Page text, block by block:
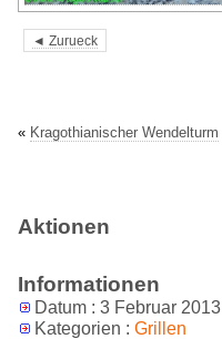
◄ Zurueck
« Kragothianischer Wendelturm
Aktionen
Informationen
Datum : 3 Februar 2013
Kategorien : Grillen